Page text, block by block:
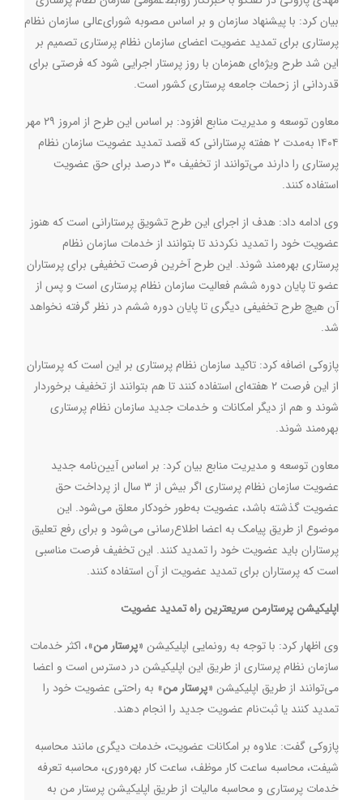
بیان کرد:‌ با پیشنهاد سازمان و بر اساس مصوبه شورای‌عالی سازمان نظام
پرستاری برای تمدید عضویت اعضای سازمان نظام پرستاری تصمیم بر
این شد طرح ویژه‌ای همزمان با روز پرستار اجرایی شود که فرصتی برای
قدردانی از زحمات جامعه پرستاری کشور است.
معاون توسعه و مدیریت منابع افزود: بر اساس این طرح از امروز ۲۹ مهر
۱۴۰۴ به‌مدت ۲ هفته پرستارانی که قصد تمدید عضویت سازمان نظام
پرستاری را دارند می‌توانند از تخفیف ۳۰ درصد برای حق عضویت
استفاده کنند.
وی ادامه داد: هدف از اجرای این طرح تشویق پرستارانی است که هنوز
عضویت خود را تمدید نکردند تا بتوانند از خدمات سازمان نظام
پرستاری بهره‌مند شوند. این طرح آخرین فرصت تخفیفی برای پرستاران
عضو تا پایان دوره ششم فعالیت سازمان نظام پرستاری است و پس از
آن هیچ طرح تخفیفی دیگری تا پایان دوره ششم در نظر گرفته نخواهد
شد.
پازوکی اضافه کرد: تاکید سازمان نظام پرستاری بر این است که پرستاران
از این فرصت ۲ هفته‌ای استفاده کنند تا هم بتوانند از تخفیف برخوردار
شوند و هم از دیگر امکانات و خدمات جدید سازمان نظام پرستاری
بهره‌مند شوند.
معاون توسعه و مدیریت منابع بیان کرد: بر اساس آیین‌نامه جدید
عضویت سازمان نظام پرستاری اگر بیش از ۳ سال از پرداخت حق
عضویت گذشته باشد، عضویت به‌طور خودکار معلق می‌شود. این
موضوع از طریق پیامک به اعضا اطلاع‌رسانی می‌شود و برای رفع تعلیق
پرستاران باید عضویت خود را تمدید کنند. این تخفیف فرصت مناسبی
است که پرستاران برای تمدید عضویت از آن استفاده کنند.
اپلیکیشن پرستارمن سریعترین راه تمدید عضویت
وی اظهار کرد: با توجه به رونمایی اپلیکیشن «پرستار من»، اکثر خدمات
سازمان نظام پرستاری از طریق این اپلیکیشن در دسترس است و اعضا
می‌توانند از طریق اپلیکیشن «پرستار من» به راحتی عضویت خود را
تمدید کنند یا ثبت‌نام عضویت جدید را انجام دهند.
پازوکی گفت: علاوه بر امکانات عضویت، خدمات دیگری مانند محاسبه
شیفت، محاسبه ساعت کار موظف، ساعت کار بهره‌وری، محاسبه تعرفه
خدمات پرستاری و محاسبه مالیات از طریق اپلیکیشن پرستار من به